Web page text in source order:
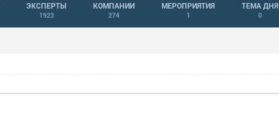
ЭКСПЕРТЫ
1923
КОМПАНИИ
274
МЕРОПРИЯТИЯ
1
ТЕМА ДНЯ
0